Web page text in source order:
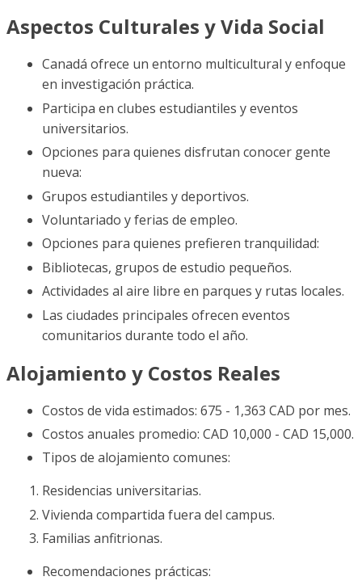
Aspectos Culturales y Vida Social
Canadá ofrece un entorno multicultural y enfoque
en investigación práctica.
Participa en clubes estudiantiles y eventos
universitarios.
Opciones para quienes disfrutan conocer gente
nueva:
Grupos estudiantiles y deportivos.
Voluntariado y ferias de empleo.
Opciones para quienes prefieren tranquilidad:
Bibliotecas, grupos de estudio pequeños.
Actividades al aire libre en parques y rutas locales.
Las ciudades principales ofrecen eventos
comunitarios durante todo el año.
Alojamiento y Costos Reales
Costos de vida estimados: 675 - 1,363 CAD por mes.
Costos anuales promedio: CAD 10,000 - CAD 15,000.
Tipos de alojamiento comunes:
Residencias universitarias.
Vivienda compartida fuera del campus.
Familias anfitrionas.
Recomendaciones prácticas: